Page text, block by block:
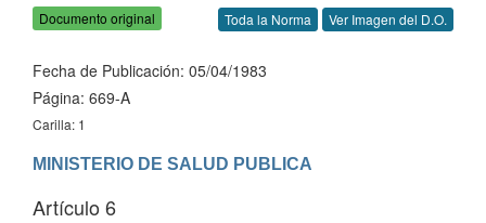
Documento original Toda la Norma Ver Imagen del D.O.
Fecha de Publicación: 05/04/1983
Página: 669-A
Carilla: 1
MINISTERIO DE SALUD PUBLICA
Artículo 6